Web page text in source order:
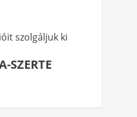
szolgáljuk ki
SZERTE